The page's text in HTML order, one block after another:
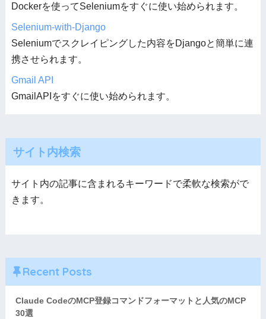
Dockerを使ってSeleniumをすぐに使い始められます。
Selenium-with-Django
Seleniumでスクレイピングした内容をDjangoと簡単に連
携させられます。
Gmail API
GmailAPIをすぐに使い始められます。
サイト内検索
サイト内の記事に含まれるキーワードで柔軟な検索がで
きます。
Recent Posts
Claude CodeのMCP登録コマンドフォーマットと人気のMCP
30選